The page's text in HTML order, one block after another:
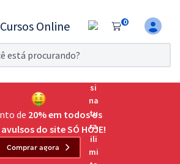
0
11
Teste grátis por 7 dias!
Passar
para o Exame da
de 20% em todos os
do site SÓ HOJE!
Comprar agora